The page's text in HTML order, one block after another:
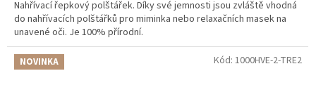
Nahřívací řepkový polštářek. Díky své jemnosti jsou zvláště vhodná
do nahřívacích polštářků pro miminka nebo relaxačních masek na
unavené oči. Je 100% přírodní.
NOVINKA Kód: 1000HVE-2-TRE2